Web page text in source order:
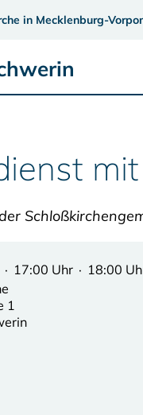
in Mecklenburg-
17:00 Uhr · 18:00
1